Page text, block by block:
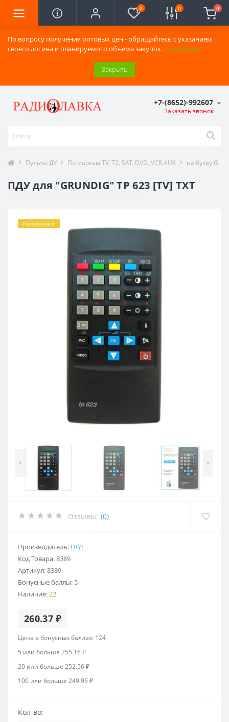
По вопросу получения оптовых цен - обращайтесь с указанием
своего логина и планируемого объема закупок. Подробнее
Закрыть
0 0 0
+7-(8652)-992607
Заказать звонок
Пульты ДУ По маркам TV, T2, SAT, DVD, VCR,AUX на букву G
ПДУ для "GRUNDIG" TP 623 [TV] TXT
Популярный
< >
Отзывы: (0)
Производитель: HIYE
Код Товара:8389
Артикул:8389
Бонусные баллы: 5
Наличие:22
260.37 ₽
Цена в бонусных баллах: 124
5 или больше 255.16 ₽
20 или больше 252.56 ₽
100 или больше 249.95 ₽
Кол-во: